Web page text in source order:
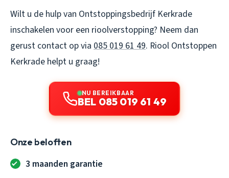
Wilt u de hulp van Ontstoppingsbedrijf Kerkrade
inschakelen voor een rioolverstopping? Neem dan
gerust contact op via 085 019 61 49. Riool Ontstoppen
Kerkrade helpt u graag!
NU BEREIKBAAR
BEL 085 019 61 49
Onze beloften
3 maanden garantie